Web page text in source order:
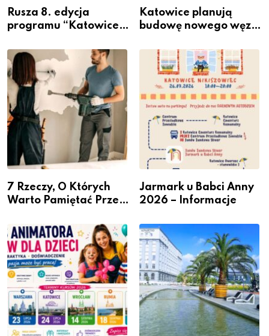
Rusza 8. edycja
programu “Katowice
– nabór dla
przedsiębiorców
Katowice planują
budowę nowego węzła
Podlesiu
7 Rzeczy, O Których
Warto Pamiętać Przed
Jarmark u Babci Anny
2026 – Informacje